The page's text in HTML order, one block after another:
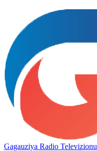
Gagauziya Radio Televizionu